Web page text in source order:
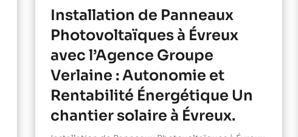
Installation de Panneaux
Photovoltaïques à Évreux
avec l’Agence Groupe
Verlaine : Autonomie et
Rentabilité Énergétique Un
chantier solaire à Évreux.